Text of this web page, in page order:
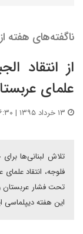
ناگفته‌های هفته
از انتقاد
علمای
تلاش لبنانی‌ها برای
فلوجه، انتقاد
تحت فشار عربستان و
این هفته دیپلماسی